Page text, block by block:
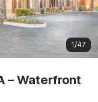
1/47
– Waterfront